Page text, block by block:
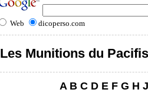
Web dicoperso.com
Les Munitions du
A B C D E F G H J